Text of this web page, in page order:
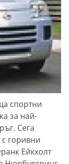
спортни
за най-
Сега
горивни
Ейкхолт